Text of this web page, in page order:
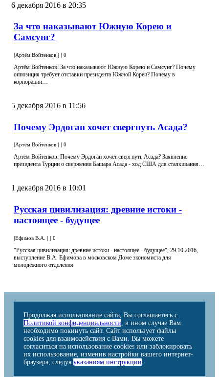
6 декабря 2016 в 20:35
За что наказывают Южную Корею и
Самсунг?
|Артём Войтенков | | 0
Артём Войтенков: За что наказывают Южную Корею и Самсунг? Почему
оппозиция требует отставки президента Южной Кореи? Почему в
корпорации…
5 декабря 2016 в 11:56
Почему Эрдоган хочет свергнуть Асада?
Артём Войтенков 0
Артём Войтенков: Почему Эрдоган хочет свергнуть Асада? Заявление
президента Турции о свержении Башара Асада - ход США для сталкивания…
1 декабря 2016 в 10:01
Русская цивилизация: древние истоки -
настоящее - будущее
|Ефимов В.А. | | 0
"Русская цивилизация: древние истоки - настоящее - будущее", 29.10.2016,
выступление В.А. Ефимова в московском Доме экономиста для
молодёжного отделения
Продолжая использование сайта, Вы соглашаетесь с
Политикой конфиденциальности , в ином случае Вам
необходимо покинуть сайт. Сайт использует файлы
cookies для взаимодействия с Вами. Вы можете
согласиться на использование cookies или заблокировать
их использование, изменив настройки вашего интернет-
браузера, следуя указаниям инструкции